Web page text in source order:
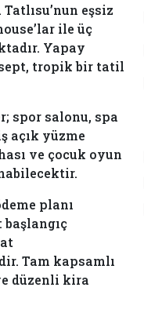
eşsiz
ile üç
Yapay
tropik bir tatil
spor salonu, spa
açık yüzme
ve çocuk oyun
planı
Tam kapsamlı
düzenli kira